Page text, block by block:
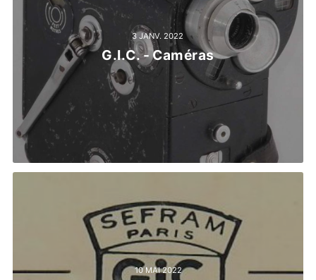
3 JANV. 2022
G.I.C. - Caméras
10 MAI 2022